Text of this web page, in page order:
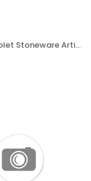
C-92011 Violet Stoneware Artistik Sır